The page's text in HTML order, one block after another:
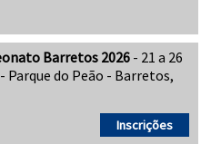
Barretos 2026 - 21 a 26
Parque do Peão - Barretos,
Inscrições